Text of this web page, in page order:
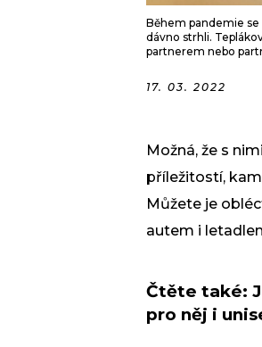
Během pandemie
dávno strhli.
partnerem nebo
17. 03. 2022
Možná, že s
příležitostí,
Můžete je
autem i
Čtěte také:
pro něj i